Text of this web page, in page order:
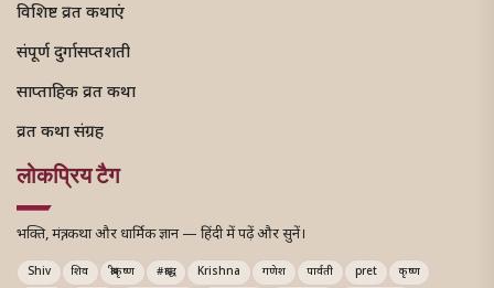
विशिष्ट व्रत कथाएं
संपूर्ण दुर्गासप्तशती
साप्ताहिक व्रत कथा
व्रत कथा संग्रह
लोकप्रिय टैग
भक्ति, मंत्र, कथा और धार्मिक ज्ञान — हिंदी में पढ़ें और सुनें।
Shiv शिव श्रीकृष्ण #श्राद्ध Krishna गणेश पार्वती pret कृष्ण